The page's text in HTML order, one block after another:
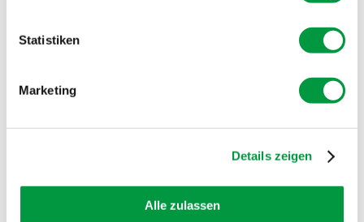
Statistiken
Marketing
Details zeigen
Alle zulassen